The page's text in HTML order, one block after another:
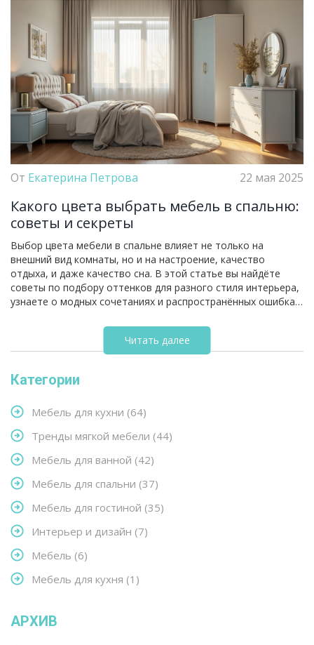
От Екатерина Петрова 22 мая 2025
Какого цвета выбрать мебель в спальню:
советы и секреты
Выбор цвета мебели в спальне влияет не только на
внешний вид комнаты, но и на настроение, качество
отдыха, и даже качество сна. В этой статье вы найдёте
советы по подбору оттенков для разного стиля интерьера,
узнаете о модных сочетаниях и распространённых ошибках.
спальню, и поделюсь лайфхаками для создания уюта.
Получите конкретные рекомендации для тех, кто пытается
определиться с палитрой.
Читать далее
Категории
Мебель для кухни (64)
Тренды мягкой мебели (44)
Мебель для ванной (42)
Мебель для спальни (37)
Мебель для гостиной (35)
Интерьер и дизайн (7)
Мебель (6)
Мебель для кухня (1)
АРХИВ